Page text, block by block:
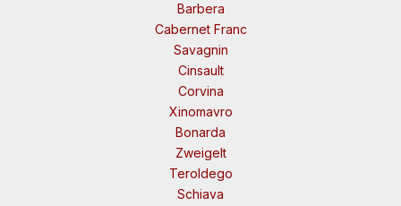
Barbera
Cabernet Franc
Savagnin
Cinsault
Corvina
Xinomavro
Bonarda
Zweigelt
Teroldego
Schiava